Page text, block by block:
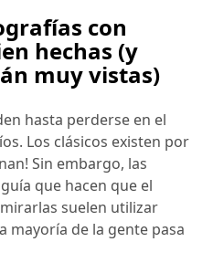
con
hechas (y
muy vistas)
hasta perderse en el
Los clásicos existen por
Sin embargo, las
que hacen que el
suelen utilizar
mayoría de la gente pasa